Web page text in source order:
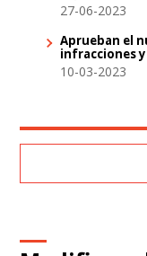
27-06-2023
Aprueban el
infracciones
10-03-2023